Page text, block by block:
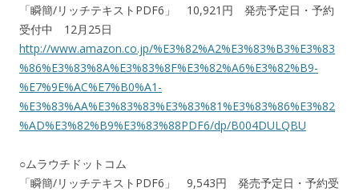
「瞬簡/リッチテキストPDF6」 10,921円 発売予定日・予約
受付中 12月25日
http://www.amazon.co.jp/%E3%82%A2%E3%83%B3%E3%83
%86%E3%83%8A%E3%83%8F%E3%82%A6%E3%82%B9-
%E7%9E%AC%E7%B0%A1-
%E3%83%AA%E3%83%83%E3%83%81%E3%83%86%E3%82
%AD%E3%82%B9%E3%83%88PDF6/dp/B004DULQBU
○ムラウチドットコム
「瞬簡/リッチテキストPDF6」 9,543円 発売予定日・予約受